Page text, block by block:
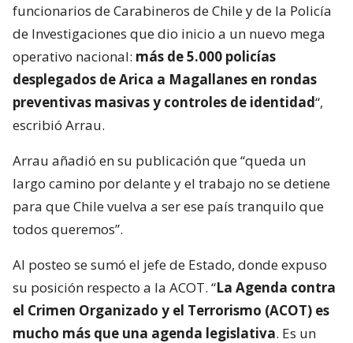
funcionarios de Carabineros de Chile y de la Policía
de Investigaciones que dio inicio a un nuevo mega
operativo nacional: más de 5.000 policías
desplegados de Arica a Magallanes en rondas
preventivas masivas y controles de identidad“,
escribió Arrau.
Arrau añadió en su publicación que “queda un
largo camino por delante y el trabajo no se detiene
para que Chile vuelva a ser ese país tranquilo que
todos queremos”.
Al posteo se sumó el jefe de Estado, donde expuso
su posición respecto a la ACOT. “La Agenda contra
el Crimen Organizado y el Terrorismo (ACOT) es
mucho más que una agenda legislativa. Es un